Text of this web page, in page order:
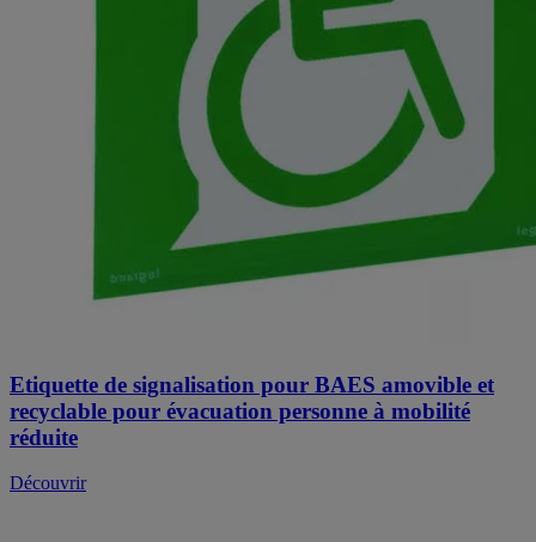
Etiquette de signalisation pour BAES amovible et
recyclable pour évacuation personne à mobilité
réduite
Découvrir